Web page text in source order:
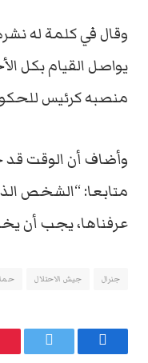
وقال في كلمة له
يواصل القيام بكل
منصبه كرئيس
وأضاف أن الوقت قد
متابعا: “الشخص
عرفناها، يجب أن
جنرال جيش الاحتلال
فيسبوك تويتر